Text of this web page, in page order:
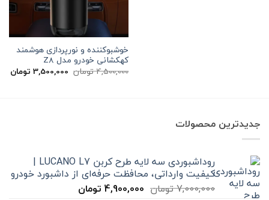
خوشبوکننده و نورپردازی هوشمند
کهکشانی خودرو مدل Z8
4,500,000تومان قیمت
اصلی
3,500,000 تومان
جدیدترین محصولات
روداشبوردی سه‌ لایه طرح کربن LUCANO L7 |
کیفیت وارداتی، محافظت حرفه‌ای از داشبورد خودرو
7,000,000تومان قیمت
4,900,000 تومانقیمت